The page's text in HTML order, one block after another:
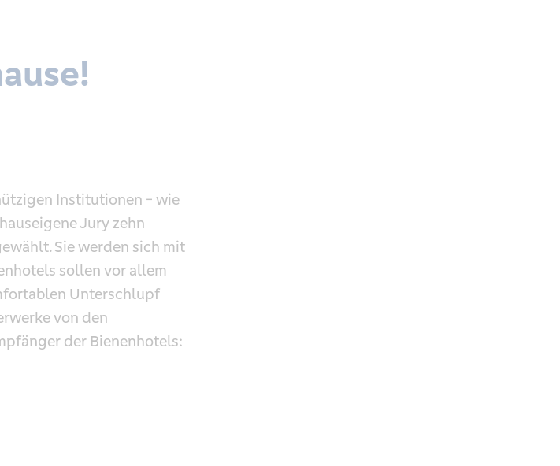
Institutionen - wie
Jury zehn
Sie werden sich mit
sollen vor allem
Unterschlupf
von den
der Bienenhotels: